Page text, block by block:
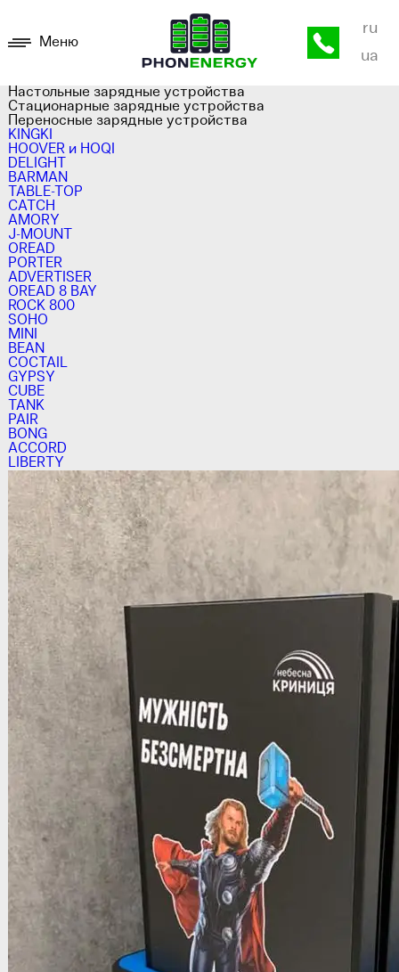
Меню
ru
ua
Настольные зарядные устройства
Стационарные зарядные устройства
Переносные зарядные устройства
KINGKI
HOOVER и HOQI
DELIGHT
BARMAN
TABLE-TOP
CATCH
AMORY
J-MOUNT
OREAD
PORTER
ADVERTISER
OREAD 8 BAY
ROCK 800
SOHO
MINI
BEAN
COCTAIL
GYPSY
CUBE
TANK
PAIR
BONG
ACCORD
LIBERTY